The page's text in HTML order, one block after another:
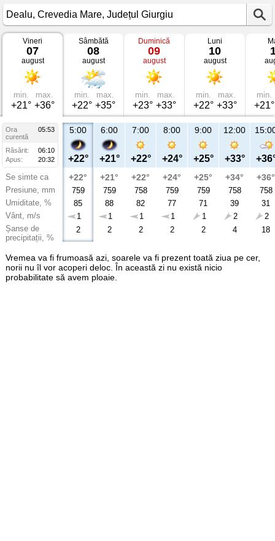
Vremea
Dealu
Crevedia
Mare,
Județul
Giurgiu
Vineri
07
august
min.
+21°
max.
+36°
Sâmbătă
08
august
min.
+22°
max.
+35°
Duminică
09
august
min.
+23°
max.
+33°
Luni
10
august
min.
+22°
max.
+33°
min.
+21°
Ora
05:53
curentă
Răsărit:
06:10
Apus:
20:32
Se simte ca
Presiune, mm
Umiditate, %
Vânt, m/s
Șanse de
precipitații, %
5:00
+22°
+22°
759
85
1
2
6:00
+21°
+21°
759
88
1
2
7:00
+22°
+22°
758
82
1
2
8:00
+24°
+24°
759
77
1
2
9:00
+25°
+25°
759
71
1
2
12:00
+33°
+34°
758
39
2
4
+36°
758
31
2
18
Vremea va fi frumoasă azi, soarele va fi prezent toată ziua pe cer,
norii nu îl vor acoperi deloc. În această zi nu există nicio
probabilitate să avem ploaie.